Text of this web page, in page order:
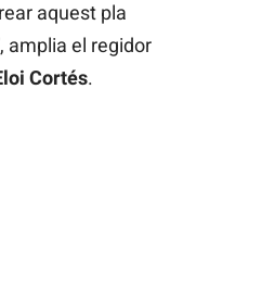
aquest pla
amplia el regidor
Cortés.